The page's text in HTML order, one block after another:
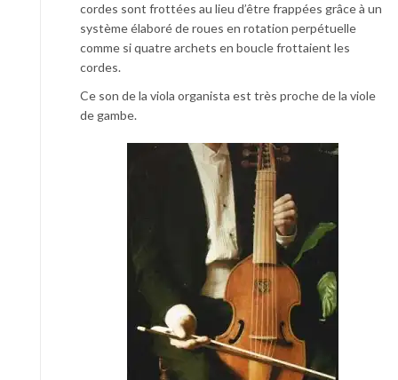
cordes sont frottées au lieu d’être frappées grâce à un
système élaboré de roues en rotation perpétuelle
comme si quatre archets en boucle frottaient les
cordes.
Ce son de la viola organista est très proche de la viole
de gambe.